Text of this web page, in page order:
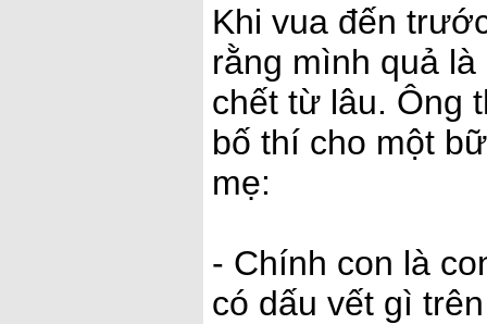
Khi vua đến
rằng mình quả
chết từ lâu. Ông
bố thí cho một
mẹ:
- Chính con là
có dấu vết gì